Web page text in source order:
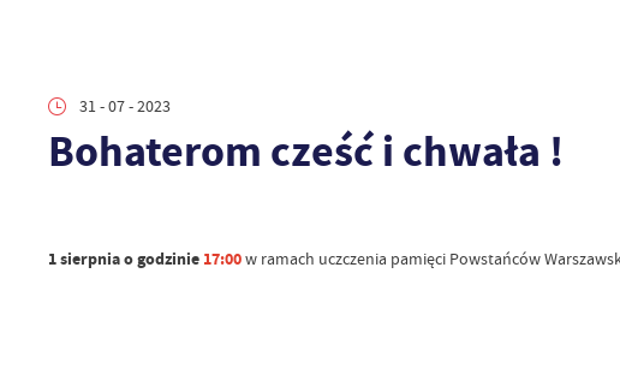
31 - 07 - 2023
Bohaterom cześć i chwała !
1 sierpnia o godzinie 17:00w ramach uczczenia pamięci Powstańców